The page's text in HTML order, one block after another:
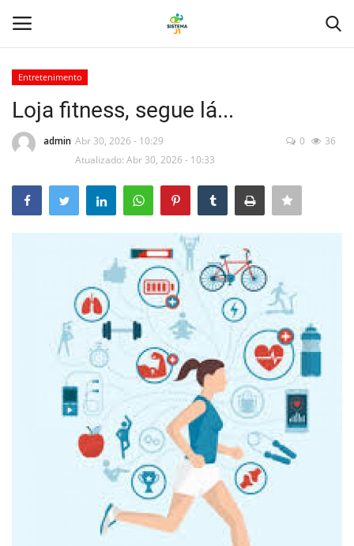
Home
Politica
Entretenimento
Economia
Esportes
Entretenimento
Loja fitness, segue lá...
admin Abr 30, 2026 - 10:29
Atualizado: Abr 30, 2026 - 10:33
0 36